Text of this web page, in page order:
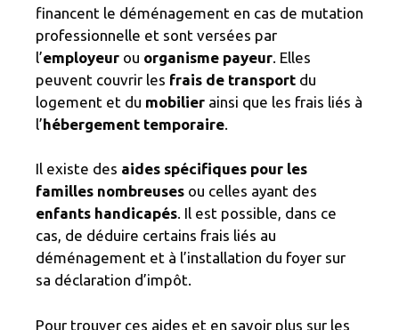
financent le déménagement en cas de mutation
professionnelle et sont versées par
l’employeur ou organisme payeur. Elles
peuvent couvrir les frais de transport du
logement et du mobilier ainsi que les frais liés à
l’hébergement temporaire.
Il existe des aides spécifiques pour les
familles nombreuses ou celles ayant des
enfants handicapés. Il est possible, dans ce
cas, de déduire certains frais liés au
déménagement et à l’installation du foyer sur
sa déclaration d’impôt.
Pour trouver ces aides et en savoir plus sur les